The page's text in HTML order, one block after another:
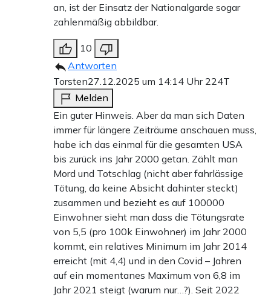
an, ist der Einsatz der Nationalgarde sogar
zahlenmäßig abbildbar.
10
Antworten
Torsten27.12.2025 um 14:14 Uhr 224T
Melden
Ein guter Hinweis. Aber da man sich Daten
immer für längere Zeiträume anschauen muss,
habe ich das einmal für die gesamten USA
bis zurück ins Jahr 2000 getan. Zählt man
Mord und Totschlag (nicht aber fahrlässige
Tötung, da keine Absicht dahinter steckt)
zusammen und bezieht es auf 100000
Einwohner sieht man dass die Tötungsrate
von 5,5 (pro 100k Einwohner) im Jahr 2000
kommt, ein relatives Minimum im Jahr 2014
erreicht (mit 4,4) und in den Covid – Jahren
auf ein momentanes Maximum von 6,8 im
Jahr 2021 steigt (warum nur…?). Seit 2022